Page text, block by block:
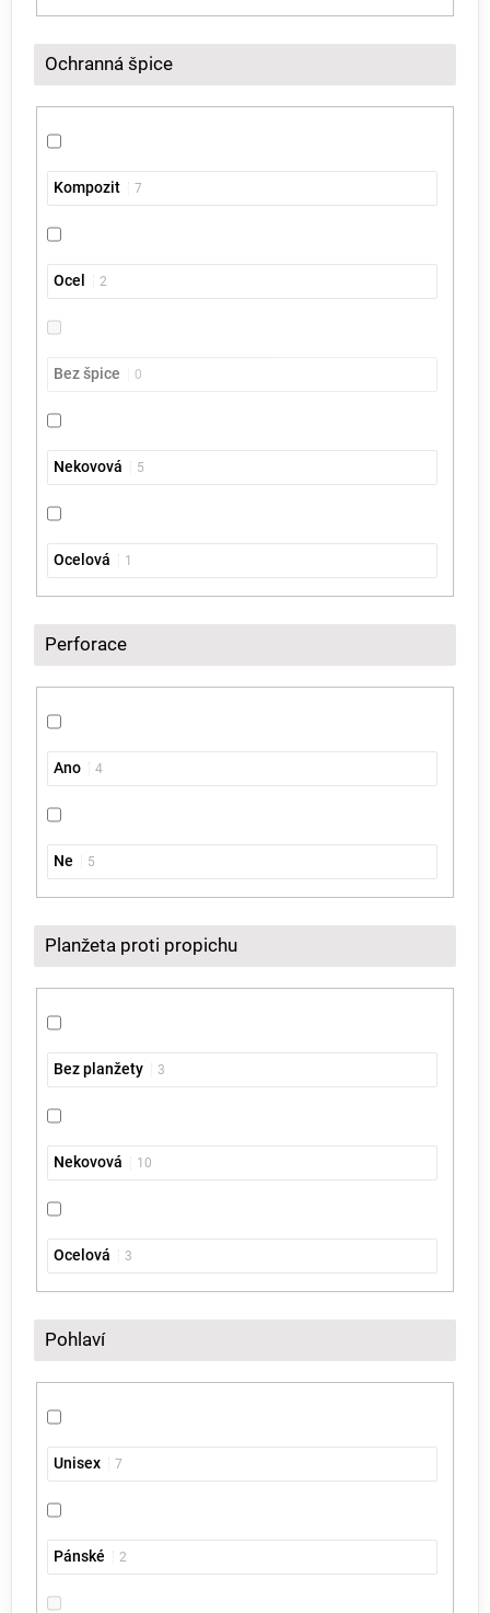
Ochranná špice
Kompozit 7
Ocel 2
Bez špice 0
Nekovová 5
Ocelová 1
Perforace
Ano 4
Ne 5
Planžeta proti propichu
Bez planžety 3
Nekovová 10
Ocelová 3
Pohlaví
Unisex 7
Pánské 2